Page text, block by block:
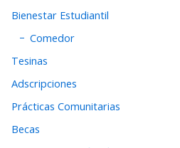
Bienestar Estudiantil
Comedor
Tesinas
Adscripciones
Prácticas Comunitarias
Becas